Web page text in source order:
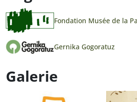
Fondation Musée de la
Gernika Gogoratuz
Galerie